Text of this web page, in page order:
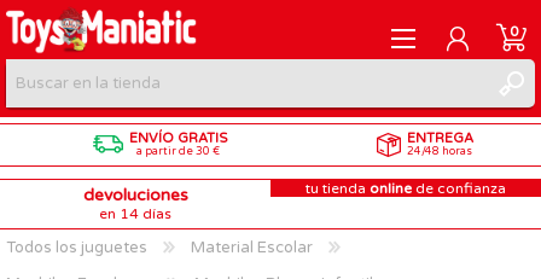
REGISTRARME
INICIAR SESIÓN
0
ENVÍO GRATIS
a partir de 30 €
ENTREGA
24/48 horas
devoluciones
en 14 días
tu tienda online de confianza
Todos los juguetes
Material Escolar